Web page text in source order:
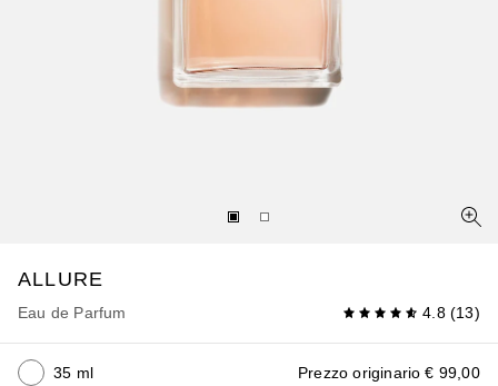
ALLURE
Eau de Parfum 4.8(13)
Prezzo originario € 99,00
35 ml